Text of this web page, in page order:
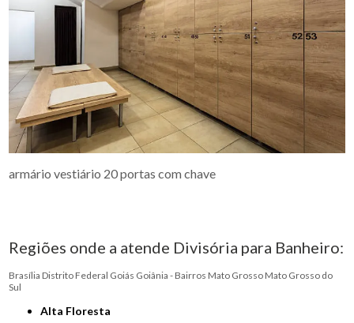
armário vestiário 20 portas com chave
Regiões onde a atende Divisória para Banheiro:
Brasília Distrito Federal Goiás Goiânia - Bairros Mato Grosso Mato Grosso do
Sul
Alta Floresta